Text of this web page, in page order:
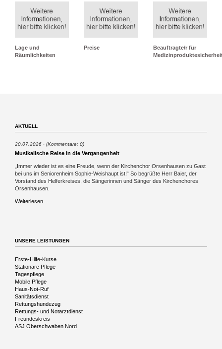
Lage und
Räumlichkeiten
Preise
Beauftragte/r für
AKTUELL
20.07.2026 (Kommentare: 0)
Musikalische Reise in die Vergangenheit
„Immer wieder ist es eine Freude, wenn der Kirchenchor Orsenhausen zu Gast
bei uns im Seniorenheim Sophie-Weishaupt ist!“ So begrüßte Herr Baier, der
Vorstand des Helferkreises, die Sängerinnen und Sänger des Kirchenchores
Orsenhausen.
Weiterlesen …
UNSERE LEISTUNGEN
Navigation
überspringen
Erste-Hilfe-Kurse
Stationäre Pflege
Tagespflege
Mobile Pflege
Haus-Not-Ruf
Sanitätsdienst
Rettungshundezug
Rettungs- und Notarztdienst
Freundeskreis
ASJ Oberschwaben Nord